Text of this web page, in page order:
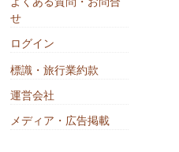
せ
ログイン
標識・旅行業約款
運営会社
メディア・広告掲載